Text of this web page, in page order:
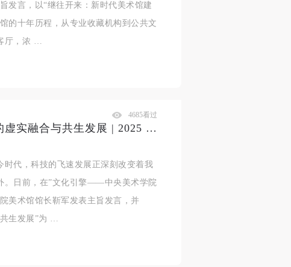
发言，以“继往开来：新时代美术馆建
的十年历程，从专业收藏机构到公共文
厅，浓 …
靳军：后数字时代，美术馆的虚实融合与共生发展 | 2025 CAFAM学术季
4685看过
代，科技的飞速发展正深刻改变着我
。日前，在”文化引擎——中央美术学院
美术馆馆长靳军发表主旨发言，并
生发展”为 …